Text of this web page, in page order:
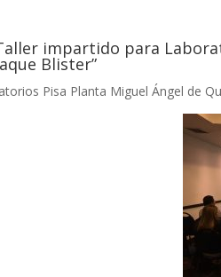
impartido para
Blister”
Pisa Planta Miguel Ángel de